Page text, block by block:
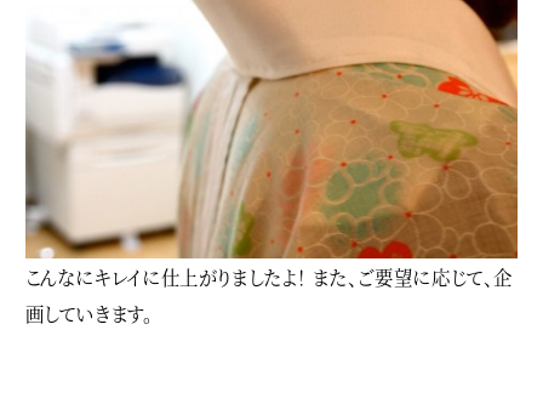
こんなにキレイに仕上がりましたよ！ また、ご要望に応じて、企
画していきます。